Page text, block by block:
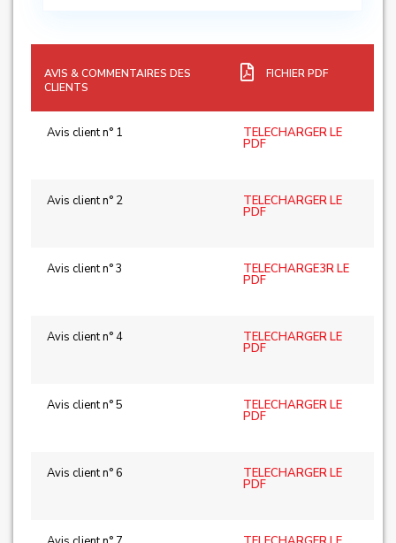
AVIS & COMMENTAIRES DES
CLIENTS
FICHIER PDF
Avis client n° 1 TELECHARGER LE
PDF
Avis client n° 2 TELECHARGER LE
PDF
Avis client n° 3 TELECHARGE3R LE
PDF
Avis client n° 4 TELECHARGER LE
PDF
Avis client n° 5 TELECHARGER LE
PDF
Avis client n° 6 TELECHARGER LE
PDF